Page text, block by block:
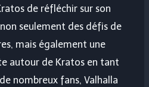
de réfléchir sur son
seulement des défis de
mais également une
autour de Kratos en tant
nombreux fans, Valhalla